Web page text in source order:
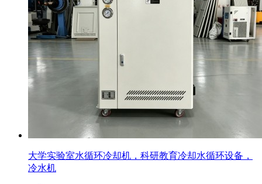
大学实验室水循环冷却机，科研教育冷却水循环设备，
冷水机